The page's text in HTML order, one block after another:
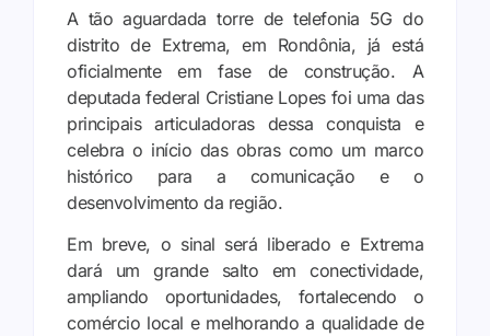
A tão aguardada torre de telefonia 5G do
distrito de Extrema, em Rondônia, já está
oficialmente em fase de construção. A
deputada federal Cristiane Lopes foi uma das
principais articuladoras dessa conquista e
celebra o início das obras como um marco
histórico para a comunicação e o
desenvolvimento da região.
Em breve, o sinal será liberado e Extrema
dará um grande salto em conectividade,
ampliando oportunidades, fortalecendo o
comércio local e melhorando a qualidade de